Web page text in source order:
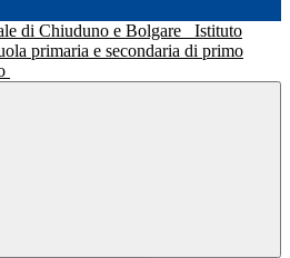
Istituto
primaria e secondaria di primo